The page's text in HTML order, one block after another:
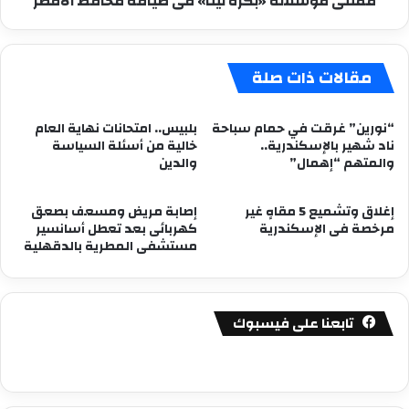
مقالات ذات صلة
“نورين” غرقت في حمام سباحة
ناد شهير بالإسكندرية..
والمتهم “إهمال”
بلبيس.. امتحانات نهاية العام
خالية من أسئلة السياسة
والدين
إغلاق وتشميع 5 مقاهٍ غير
مرخصة فى الإسكندرية
إصابة مريض ومسعف بصعق
كهربائى بعد تعطل أسانسير
مستشفى المطرية بالدقهلية
تابعنا على فيسبوك